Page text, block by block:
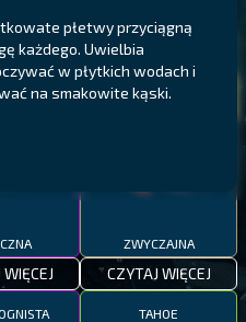
płetwy przyciągną
każdego. Uwielbia
w płytkich wodach i
na smakowite kąski.
FIORDY WYSPY GALAPAGOS
BODIAN
MEKSYKAŃSKI
ZWYCZAJNA
CZYTAJ WIĘCEJ
TAHOE